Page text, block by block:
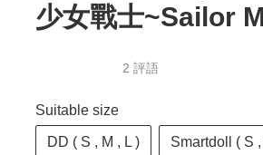
少女戰士~Sailor
2 評語
Suitable size
DD ( S , M , L ) Smartdoll ( S